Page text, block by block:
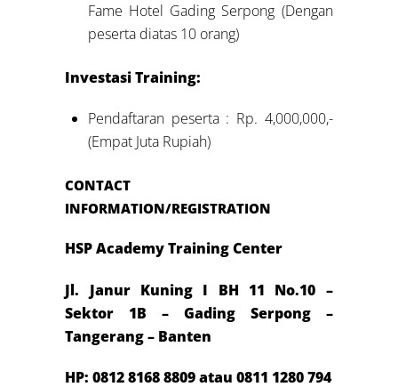
Fame Hotel Gading Serpong (Dengan
peserta diatas 10 orang)
Investasi Training:
Pendaftaran peserta : Rp. 4,000,000,-
(Empat Juta Rupiah)
CONTACT
INFORMATION/REGISTRATION
HSP Academy Training Center
Jl. Janur Kuning I BH 11 No.10 –
Sektor 1B – Gading Serpong –
Tangerang – Banten
HP: 0812 8168 8809 atau 0811 1280 794